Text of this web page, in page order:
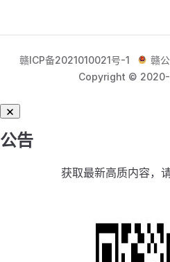
赣ICP备2021010021号-1
赣
Copyright ©
公告
获取最新高质内容，